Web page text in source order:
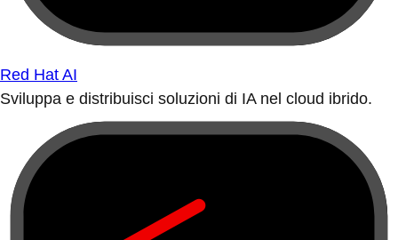
Red Hat AI
Sviluppa e distribuisci soluzioni di IA nel cloud ibrido.